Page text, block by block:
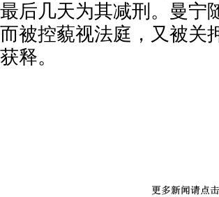
最后几天为其减刑。曼宁
而被控藐视法庭，又被关
获释。